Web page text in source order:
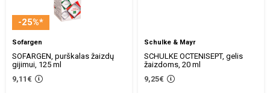
-25%*
Sofargen
SOFARGEN, purškalas žaizdų
gijimui, 125 ml
9,11€
Schulke & Mayr
SCHULKE OCTENISEPT, gelis
žaizdoms, 20 ml
9,25€